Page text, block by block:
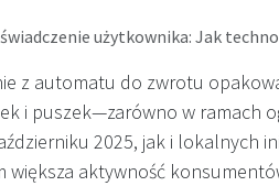
użytkownika: Jak technologia skanowania
z automatu do zwrotu
i puszek—zarówno w ramach
2025, jak i lokalnych
większa aktywność